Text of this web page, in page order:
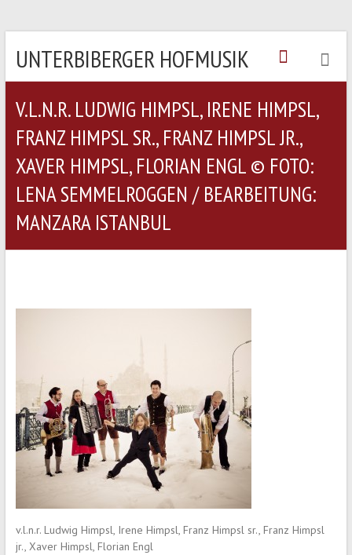
UNTERBIBERGER HOFMUSIK
V.L.N.R. LUDWIG HIMPSL, IRENE HIMPSL,
FRANZ HIMPSL SR., FRANZ HIMPSL JR.,
XAVER HIMPSL, FLORIAN ENGL © FOTO:
LENA SEMMELROGGEN / BEARBEITUNG:
MANZARA ISTANBUL
v.l.n.r. Ludwig Himpsl, Irene Himpsl, Franz Himpsl sr., Franz Himpsl
jr., Xaver Himpsl, Florian Engl